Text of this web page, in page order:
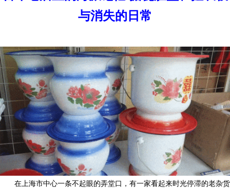
与消失的日常
在上海市中心一条不起眼的弄堂口，有一家看起来时光停滞的老杂货